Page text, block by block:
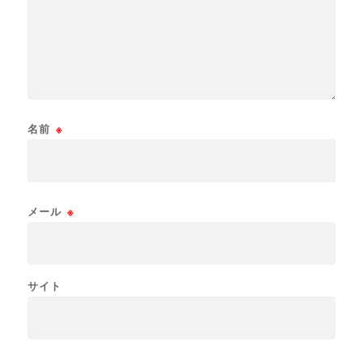
名前 ※
メール ※
サイト